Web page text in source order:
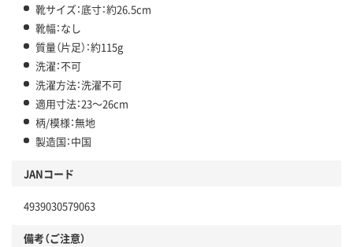
靴サイズ：底寸：約26.5cm
靴幅：なし
質量（片足）：約115g
洗濯：不可
洗濯方法：洗濯不可
適用寸法：23～26cm
柄/模様：無地
製造国：中国
JANコード
4939030579063
備考（ご注意）